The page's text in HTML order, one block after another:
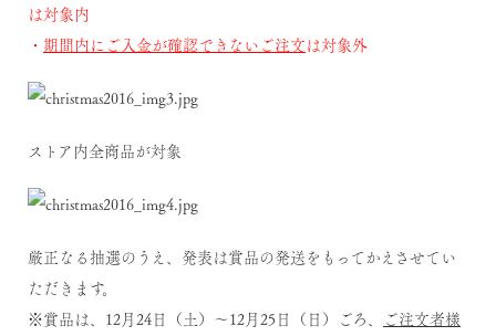
は対象内
・ 期間内にご入金が確認できないご注文は対象外
ストア内全商品が対象
厳正なる抽選のうえ、発表は賞品の発送をもってかえさせてい
ただきます。
※賞品は、12月24日（土）～12月25日（日）ごろ、
ご注文者様